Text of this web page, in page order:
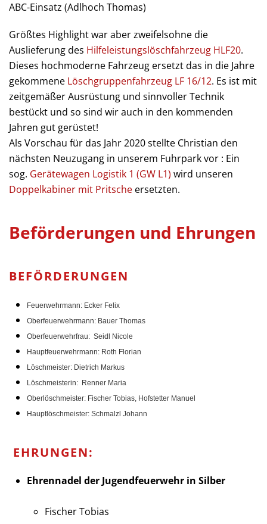
ABC-Einsatz (Adlhoch Thomas)
Größtes Highlight war aber zweifelsohne die
Auslieferung des Hilfeleistungslöschfahrzeug HLF20.
Dieses hochmoderne Fahrzeug ersetzt das in die Jahre
gekommene Löschgruppenfahrzeug LF 16/12. Es ist mit
zeitgemäßer Ausrüstung und sinnvoller Technik
bestückt und so sind wir auch in den kommenden
Jahren gut gerüstet!
Als Vorschau für das Jahr 2020 stellte Christian den
nächsten Neuzugang in unserem Fuhrpark vor : Ein
sog. Gerätewagen Logistik 1 (GW L1) wird unseren
Doppelkabiner mit Pritsche ersetzten.
Beförderungen und Ehrungen
BEFÖRDERUNGEN
Feuerwehrmann: Ecker Felix
Oberfeuerwehrmann: Bauer Thomas
Oberfeuerwehrfrau: Seidl Nicole
Hauptfeuerwehrmann: Roth Florian
Löschmeister: Dietrich Markus
Löschmeisterin: Renner Maria
Oberlöschmeister: Fischer Tobias, Hofstetter Manuel
Hauptlöschmeister: Schmalzl Johann
EHRUNGEN:
Ehrennadel der Jugendfeuerwehr in Silber
Fischer Tobias